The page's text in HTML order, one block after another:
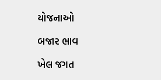
યોજનાઓ
બજાર ભાવ
ખેલ જગત